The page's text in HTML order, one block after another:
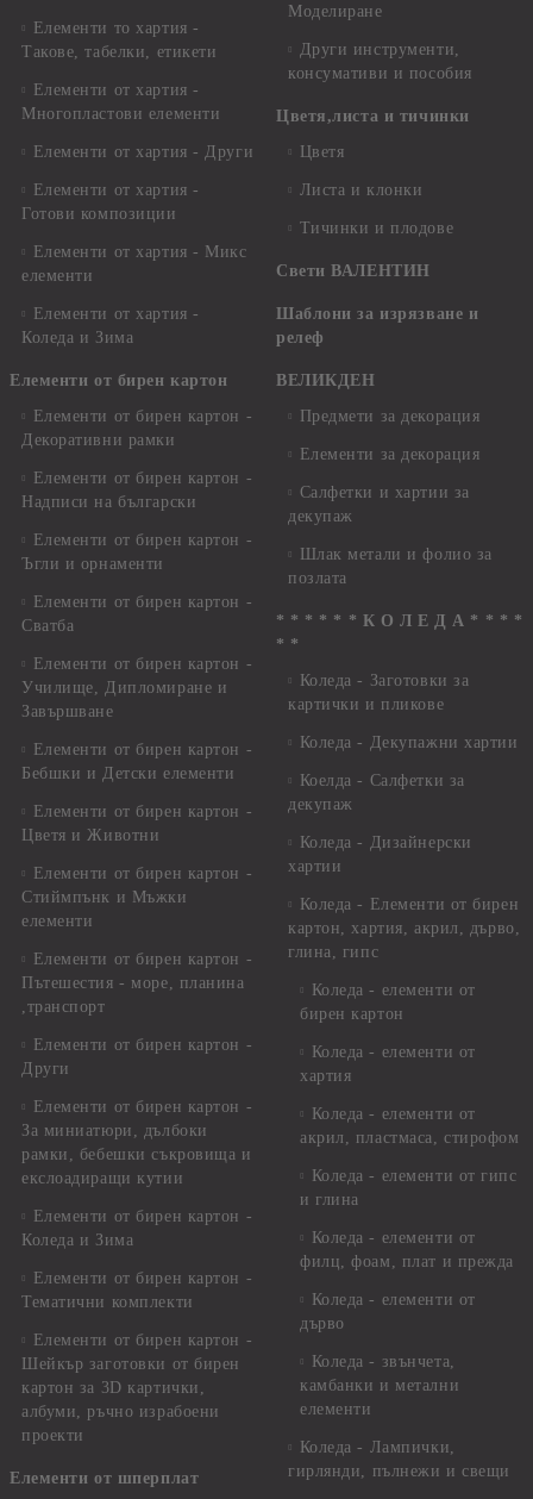
Елементи то хартия -
Такове, табелки, етикети
Елементи от хартия -
Многопластови елементи
Елементи от хартия - Други
Елементи от хартия -
Готови композиции
Елементи от хартия - Микс
елементи
Елементи от хартия -
Коледа и Зима
Елементи от бирен картон
Елементи от бирен картон -
Декоративни рамки
Елементи от бирен картон -
Надписи на български
Елементи от бирен картон -
Ъгли и орнаменти
Елементи от бирен картон -
Сватба
Елементи от бирен картон -
Училище, Дипломиране и
Завършване
Елементи от бирен картон -
Бебшки и Детски елементи
Елементи от бирен картон -
Цветя и Животни
Елементи от бирен картон -
Стиймпънк и Мъжки
елементи
Елементи от бирен картон -
Пътешестия - море, планина
,транспорт
Елементи от бирен картон -
Други
Елементи от бирен картон -
За миниатюри, дълбоки
рамки, бебешки съкровища и
екслоадиращи кутии
Елементи от бирен картон -
Коледа и Зима
Елементи от бирен картон -
Тематични комплекти
Елементи от бирен картон -
Шейкър заготовки от бирен
картон за 3D картички,
албуми, ръчно израбоени
проекти
Елементи от шперплат
Моделиране
Други инструменти,
консумативи и пособия
Цветя,листа и тичинки
Цветя
Листа и клонки
Тичинки и плодове
Свети ВАЛЕНТИН
Шаблони за изрязване и
релеф
ВЕЛИКДЕН
Предмети за декорация
Елементи за декорация
Салфетки и хартии за
декупаж
Шлак метали и фолио за
позлата
* * * * * * К О Л Е Д А * * * *
* *
Коледа - Заготовки за
картички и пликове
Коледа - Декупажни хартии
Коелда - Салфетки за
декупаж
Коледа - Дизайнерски
хартии
Коледа - Eлементи от бирен
картон, хартия, акрил, дърво,
глина, гипс
Коледа - елементи от
бирен картон
Коледа - елементи от
хартия
Коледа - елементи от
акрил, пластмаса, стирофом
Коледа - елементи от гипс
и глина
Коледа - елементи от
филц, фоам, плат и прежда
Коледа - елементи от
дърво
Коледа - звънчета,
камбанки и метални
елементи
Коледа - Лампички,
гирлянди, пълнежи и свещи